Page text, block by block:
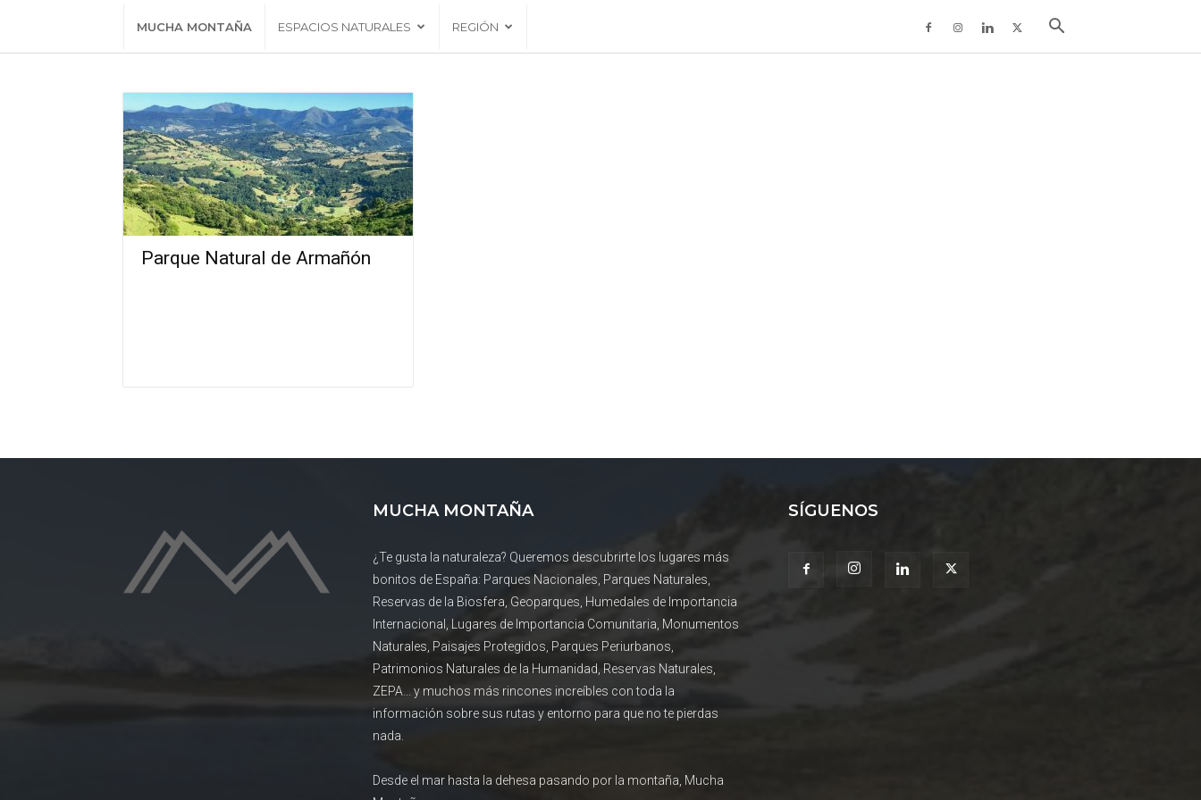
MUCHA MONTAÑA ESPACIOS NATURALES REGIÓN
Parque Natural de Armañón
MUCHA MONTAÑA
¿Te gusta la naturaleza? Queremos descubrirte los lugares más
bonitos de España: Parques Nacionales, Parques Naturales,
Reservas de la Biosfera, Geoparques, Humedales de Importancia
Internacional, Lugares de Importancia Comunitaria, Monumentos
Naturales, Paisajes Protegidos, Parques Periurbanos,
Patrimonios Naturales de la Humanidad, Reservas Naturales,
ZEPA... y muchos más rincones increíbles con toda la
información sobre sus rutas y entorno para que no te pierdas
nada.
Desde el mar hasta la dehesa pasando por la montaña, Mucha
SÍGUENOS